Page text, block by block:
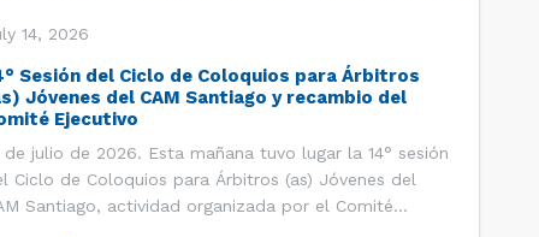
14, 2026
Sesión del Ciclo de Coloquios para Árbitros
Jóvenes del CAM Santiago y recambio del
Ejecutivo
de julio de 2026. Esta mañana tuvo lugar la 14° sesión
Ciclo de Coloquios para Árbitros (as) Jóvenes del
Santiago, actividad organizada por el Comité